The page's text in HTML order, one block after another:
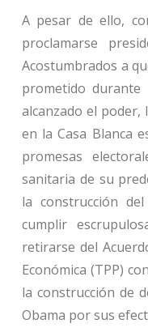
A pesar de ello,
proclamarse
Acostumbrados a
prometido durante
alcanzado el poder,
en la Casa Blanca
promesas
sanitaria de su
la construcción
cumplir
retirarse del
Económica (TPP)
la construcción de
Obama por sus